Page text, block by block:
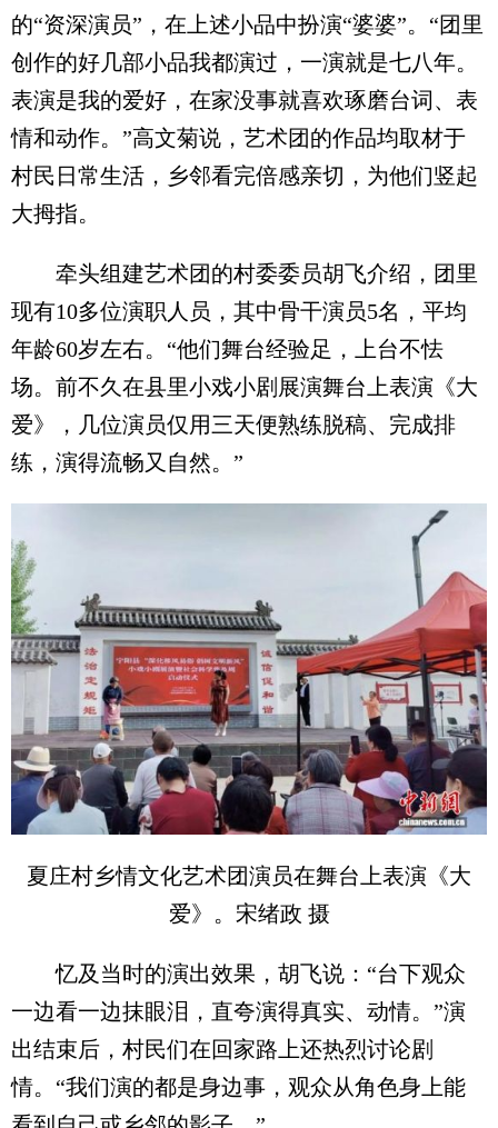
的“资深演员”，在上述小品中扮演“婆婆”。“团里
创作的好几部小品我都演过，一演就是七八年。
表演是我的爱好，在家没事就喜欢琢磨台词、表
情和动作。”高文菊说，艺术团的作品均取材于
村民日常生活，乡邻看完倍感亲切，为他们竖起
大拇指。
牵头组建艺术团的村委委员胡飞介绍，团里
现有10多位演职人员，其中骨干演员5名，平均
年龄60岁左右。“他们舞台经验足，上台不怯
场。前不久在县里小戏小剧展演舞台上表演《大
爱》，几位演员仅用三天便熟练脱稿、完成排
练，演得流畅又自然。”
夏庄村乡情文化艺术团演员在舞台上表演《大
爱》。宋绪政 摄
忆及当时的演出效果，胡飞说：“台下观众
一边看一边抹眼泪，直夸演得真实、动情。”演
出结束后，村民们在回家路上还热烈讨论剧
情。“我们演的都是身边事，观众从角色身上能